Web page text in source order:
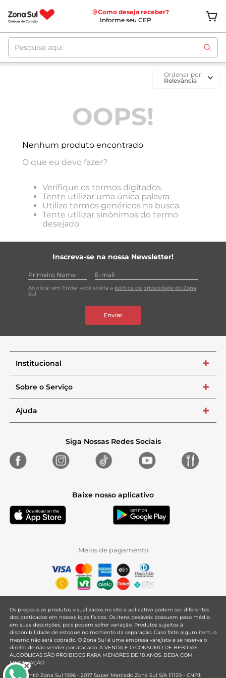
Como deseja receber?
Informe seu CEP
Pesquise aqui
ordenar por
Relevância
OOPS!
Nenhum produto encontrado
O que eu devo fazer?
Verifique os termos digitados.
Tente utilizar uma única palavra.
Utilize termos genéricos na busca.
Tente utilizar sinônimos do termo
desejado.
Inscreva-se na nossa Newsletter!
Ao clicar em Enviar você aceita a política de privacidade do Zona
Sul
Enviar
Institucional +
Sobre o Serviço +
Ajuda +
Siga Nossas Redes Sociais
Baixe nosso aplicativo
Meios de pagamento
Os preços e os produtos visualizados no site e aplicativo podem ser diferentes
dos praticados em nossas lojas físicas. Os itens pesáveis possuem peso médio
em suas descrições, pois podem sofrer variação. Produtos sujeitos à
disponibilidade de estoque no momento da separação. Caso falte algum item, o
mesmo não será cobrado. O Zona Sul é uma empresa varejista e se reserva o
direito de não vender por atacado. A VENDA E O CONSUMO DE BEBIDAS
ALCOÓLICAS SÃO PROIBIDOS PARA MENORES DE 18 ANOS. BEBA COM
MODERAÇÃO.
Copyright© Zona Sul 1996 - 2017 Super Mercado Zona Sul S/A F1129 - CNPJ: